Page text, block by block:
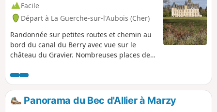
Facile
Départ à La Guerche-sur-l'Aubois (Cher)
Randonnée sur petites routes et chemin au
bord du canal du Berry avec vue sur le
château du Gravier. Nombreuses places de
monument classé du XIIe siècle est ouvert à
certaines heures en fonction des saisons. Le
Gravier ancienne commune avant d'être
absorbée par la Guerche- sur-l'Aubois.
Panorama du Bec d'Allier à Marzy